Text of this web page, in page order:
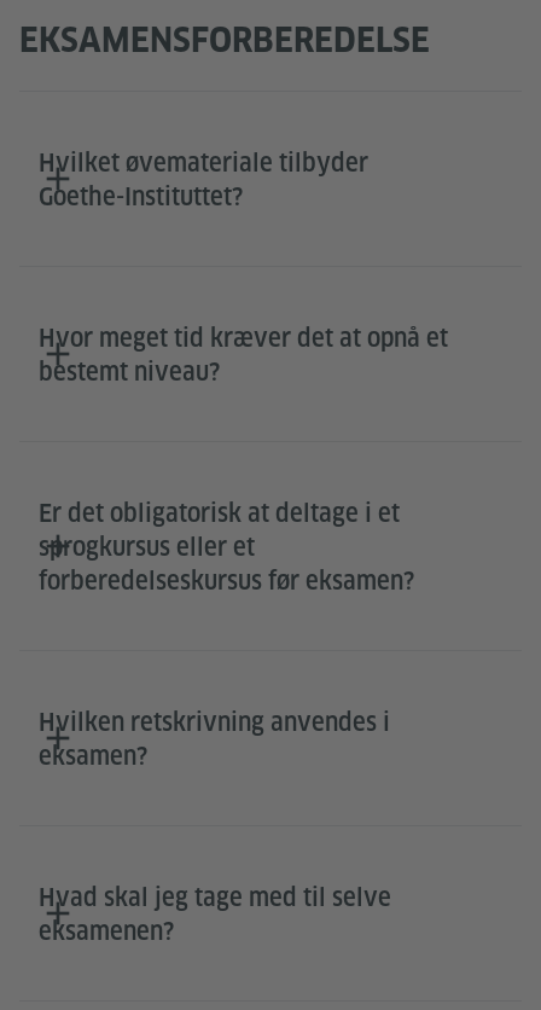
EKSAMENSFORBEREDELSE
Hvilket øvemateriale tilbyder
Goethe-Instituttet?
Hvor meget tid kræver det at opnå et
bestemt niveau?
Er det obligatorisk at deltage i et
sprogkursus eller et
forberedelseskursus før eksamen?
Hvilken retskrivning anvendes i
eksamen?
Hvad skal jeg tage med til selve
eksamenen?